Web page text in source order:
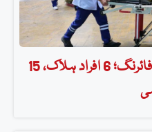
تھائی لینڈ کے اسکول میں فائرنگ؛ 6 افراد ہلاک، 15